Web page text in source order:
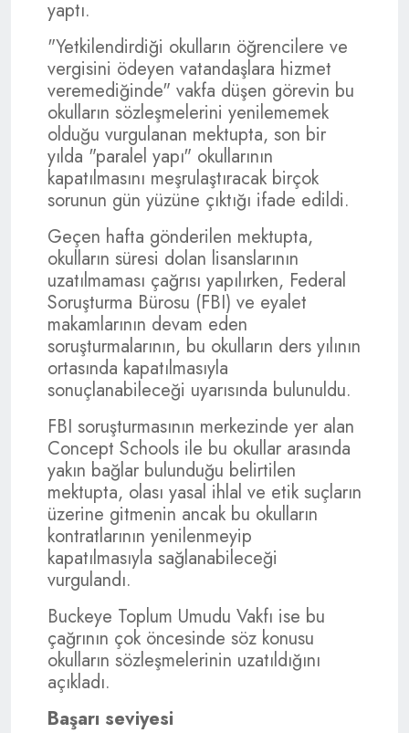
yaptı.
"Yetkilendirdiği okulların öğrencilere ve
vergisini ödeyen vatandaşlara hizmet
veremediğinde" vakfa düşen görevin bu
okulların sözleşmelerini yenilememek
olduğu vurgulanan mektupta, son bir
yılda "paralel yapı" okullarının
kapatılmasını meşrulaştıracak birçok
sorunun gün yüzüne çıktığı ifade edildi.
Geçen hafta gönderilen mektupta,
okulların süresi dolan lisanslarının
uzatılmaması çağrısı yapılırken, Federal
Soruşturma Bürosu (FBI) ve eyalet
makamlarının devam eden
soruşturmalarının, bu okulların ders yılının
ortasında kapatılmasıyla
sonuçlanabileceği uyarısında bulunuldu.
FBI soruşturmasının merkezinde yer alan
Concept Schools ile bu okullar arasında
yakın bağlar bulunduğu belirtilen
mektupta, olası yasal ihlal ve etik suçların
üzerine gitmenin ancak bu okulların
kontratlarının yenilenmeyip
kapatılmasıyla sağlanabileceği
vurgulandı.
Buckeye Toplum Umudu Vakfı ise bu
çağrının çok öncesinde söz konusu
okulların sözleşmelerinin uzatıldığını
açıkladı.
Başarı seviyesi